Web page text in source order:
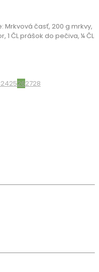
časť, 200 g mrkvy,
1 ČL prášok do pečiva, ¼ ČL
2425262728